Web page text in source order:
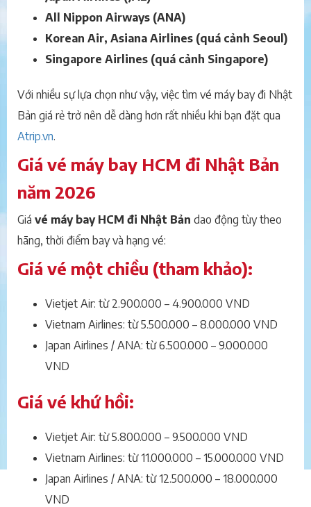
All Nippon Airways (ANA)
Korean Air, Asiana Airlines (quá cảnh Seoul)
Singapore Airlines (quá cảnh Singapore)
Với nhiều sự lựa chọn như vậy, việc tìm vé máy bay đi Nhật
Bản giá rẻ trở nên dễ dàng hơn rất nhiều khi bạn đặt qua
Atrip.vn.
Giá vé máy bay HCM đi Nhật Bản
năm 2026
Giá vé máy bay HCM đi Nhật Bản dao động tùy theo
hãng, thời điểm bay và hạng vé:
Giá vé một chiều (tham khảo):
Vietjet Air: từ 2.900.000 – 4.900.000 VND
Vietnam Airlines: từ 5.500.000 – 8.000.000 VND
Japan Airlines / ANA: từ 6.500.000 – 9.000.000
VND
Giá vé khứ hồi:
Vietjet Air: từ 5.800.000 – 9.500.000 VND
Vietnam Airlines: từ 11.000.000 – 15.000.000 VND
Japan Airlines / ANA: từ 12.500.000 – 18.000.000
VND